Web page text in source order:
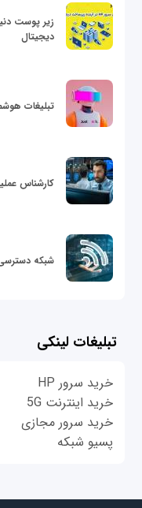
دیجیتال
تبلیغات
کارشناس
شبکه
تبلیغات لینکی
خرید سرور HP
خرید اینترنت 5G
خرید سرور مجازی
پسیو شبکه